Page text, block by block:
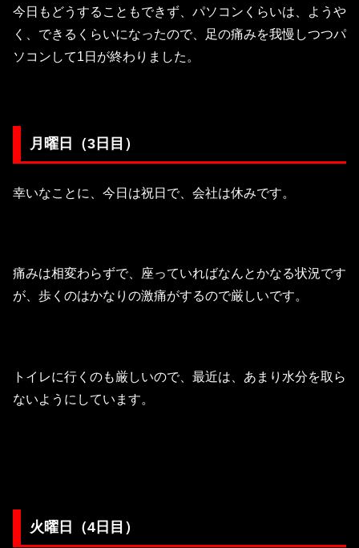
今日もどうすることもできず、パソコンくらいは、ようや
く、できるくらいになったので、足の痛みを我慢しつつパ
ソコンして1日が終わりました。
月曜日（3日目）
幸いなことに、今日は祝日で、会社は休みです。
痛みは相変わらずで、座っていればなんとかなる状況です
が、歩くのはかなりの激痛がするので厳しいです。
トイレに行くのも厳しいので、最近は、あまり水分を取ら
ないようにしています。
火曜日（4日目）